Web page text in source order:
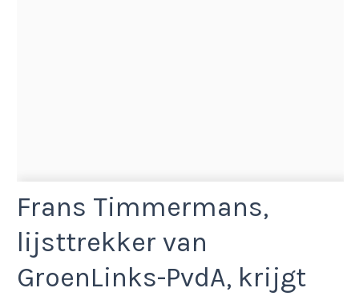
Frans Timmermans,
lijsttrekker van
GroenLinks-PvdA, krijgt